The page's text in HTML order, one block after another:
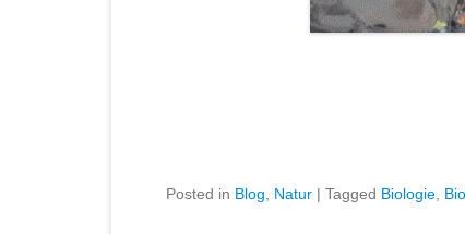
Posted in Blog Natur | Tagged Biologie